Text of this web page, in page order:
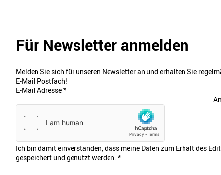
Für Newsletter anmelden
Melden Sie sich für unseren Newsletter an und erhalten Sie
E-Mail Postfach!
E-Mail Adresse*
Ich bin damit einverstanden, dass meine Daten zum Erhalt des
gespeichert und genutzt werden. *